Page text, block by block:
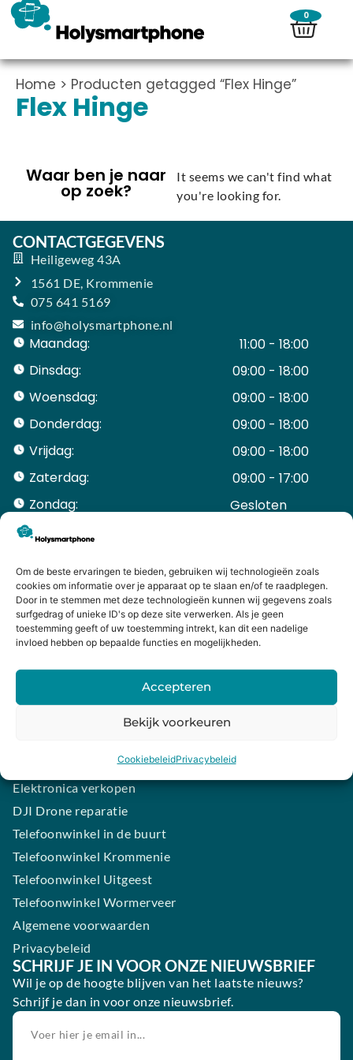
Om de beste ervaringen te bieden, gebruiken wij technologieën zoals
cookies om informatie over je apparaat op te slaan en/of te raadplegen.
Door in te stemmen met deze technologieën kunnen wij gegevens zoals
surfgedrag of unieke ID's op deze site verwerken. Als je geen
toestemming geeft of uw toestemming intrekt, kan dit een nadelige
invloed hebben op bepaalde functies en mogelijkheden.
Accepteren
Bekijk voorkeuren
CookiebeleidPrivacybeleid
0
Home > Producten getagged “Flex Hinge”
Flex Hinge
Waar ben je naar
op zoek?
It seems we can't find what
you're looking for.
CONTACTGEGEVENS
Heiligeweg 43A
1561 DE, Krommenie
075 641 5169
info@holysmartphone.nl
Maandag:
11:00 - 18:00
Dinsdag:
09:00 - 18:00
Woensdag:
09:00 - 18:00
Donderdag:
09:00 - 18:00
Vrijdag:
09:00 - 18:00
Zaterdag:
09:00 - 17:00
Zondag:
Gesloten ​ ​ ​ ​ ​ ​ ​
ACCOUNT
Mijn Account
Bestellingen
Mijn winkelwagen
HANDIGE LINKS
Levering en retourneren
Garantie
Contact
Samsung smartphone laten maken
Elektronica verkopen
DJI Drone reparatie
Telefoonwinkel in de buurt
Telefoonwinkel Krommenie
Telefoonwinkel Uitgeest
Telefoonwinkel Wormerveer
Algemene voorwaarden
Privacybeleid
SCHRIJF JE IN VOOR ONZE NIEUWSBRIEF
Wil je op de hoogte blijven van het laatste nieuws?
Schrijf je dan in voor onze nieuwsbrief.